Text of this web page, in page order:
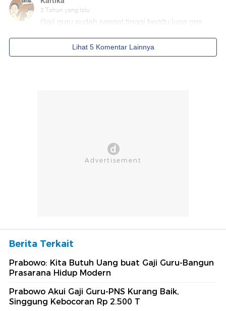
Berita Terkait
Prabowo: Kita Butuh Uang buat Gaji Guru-Bangun
Prasarana Hidup Modern
Prabowo Akui Gaji Guru-PNS Kurang Baik,
Singgung Kebocoran Rp 2.500 T